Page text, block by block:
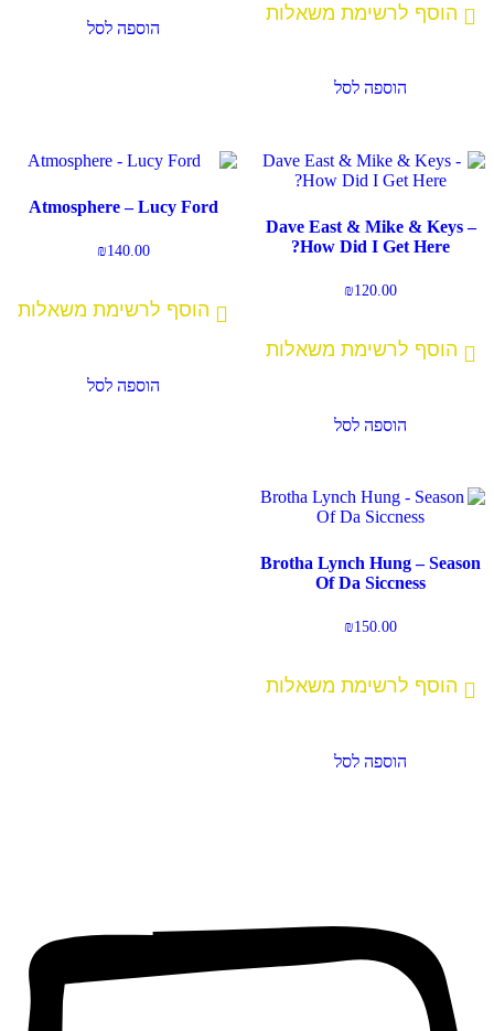
הוסף לרשימת משאלות
הוספה לסל
הוספה לסל
Dave East & Mike & Keys –
How Did I Get Here?
₪120.00
הוסף לרשימת משאלות
הוספה לסל
Atmosphere – Lucy Ford
₪140.00
הוסף לרשימת משאלות
הוספה לסל
Brotha Lynch Hung – Season
Of Da Siccness
₪150.00
הוסף לרשימת משאלות
הוספה לסל